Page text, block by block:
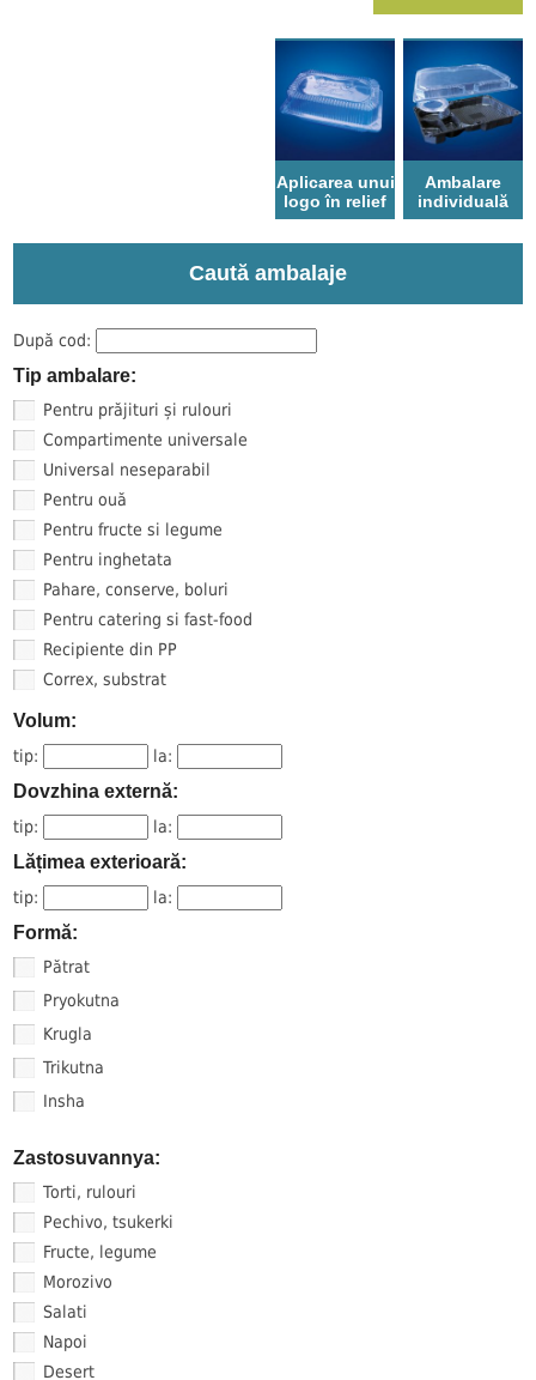
Aplicarea unui
logo în relief
Ambalare
individuală
Caută ambalaje
După cod:
Tip ambalare:
Pentru prăjituri și rulouri
Compartimente universale
Universal neseparabil
Pentru ouă
Pentru fructe si legume
Pentru inghetata
Pahare, conserve, boluri
Pentru catering si fast-food
Recipiente din PP
Correx, substrat
Volum:
tip: la:
Dovzhina externă:
tip: la:
Lățimea exterioară:
tip: la:
Formă:
Pătrat
Pryokutna
Krugla
Trikutna
Insha
Zastosuvannya:
Torti, rulouri
Pechivo, tsukerki
Fructe, legume
Morozivo
Salati
Napoi
Desert